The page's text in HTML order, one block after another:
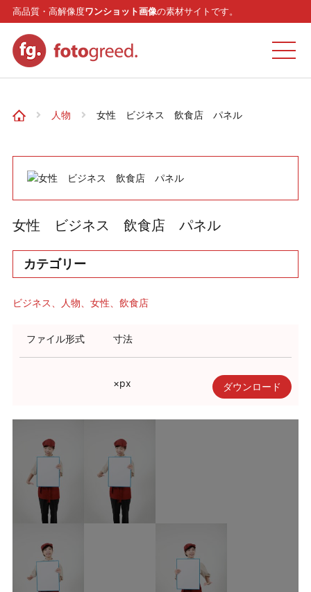
高品質・高解像度ワンショット画像の素材サイトです。
リクエスト
お問い合わせ
人物 女性 ビジネス 飲食店 パネル
女性 ビジネス 飲食店 パネル
カテゴリー
ビジネス 人物 女性 飲食店
ファイル形式 寸法
×px ダウンロード